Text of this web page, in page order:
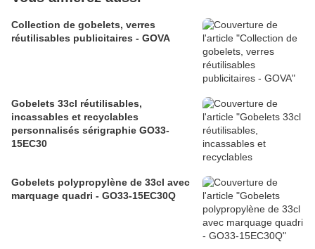
Collection de gobelets, verres
réutilisables publicitaires - GOVA
Gobelets 33cl réutilisables,
incassables et recyclables
personnalisés sérigraphie GO33-
15EC30
Gobelets polypropylène de 33cl avec
marquage quadri - GO33-15EC30Q